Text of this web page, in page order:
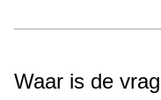
verloop van de
Waar is de